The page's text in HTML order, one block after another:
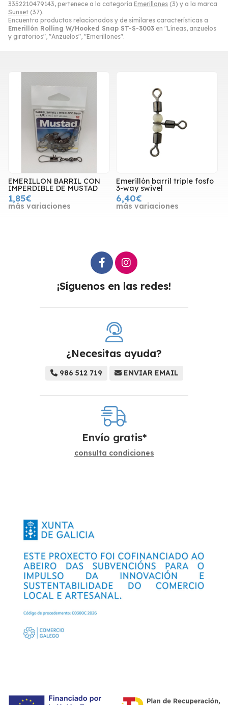
3352210479143, pertenece a la categoría Emerillones (3) y a la marca
Sunset (37).
Encuentra productos relacionados y de similares características a
Emerillón Rolling W/Hooked Snap ST-S-3003 en "Líneas, anzuelos
y giratorios", "Anzuelos", "Emerillones".
EMERILLON BARRIL CON
IMPERDIBLE DE MUSTAD
1,85€
más variaciones
Emerillón barril triple fosfo
3-way swivel
6,40€
más variaciones
¡Síguenos en las redes!
¿Necesitas ayuda?
986 512 719 ENVIAR EMAIL
Envío gratis*
consulta condiciones